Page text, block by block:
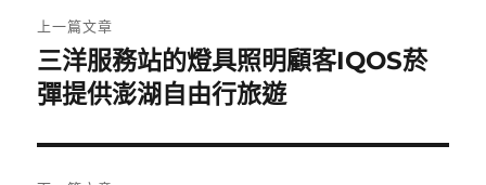
章
導
覽
上一篇文章
上
一
文
章:
三洋服務站的燈具照明顧客IQOS菸
彈提供澎湖自由行旅遊